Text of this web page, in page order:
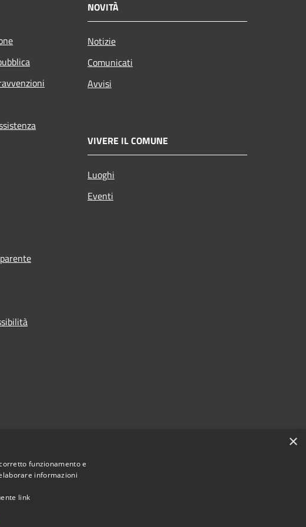
NOVITÀ
Notizie
Comunicati
Avvisi
VIVERE IL COMUNE
Luoghi
Eventi
×
funzionamento e
informazioni
link